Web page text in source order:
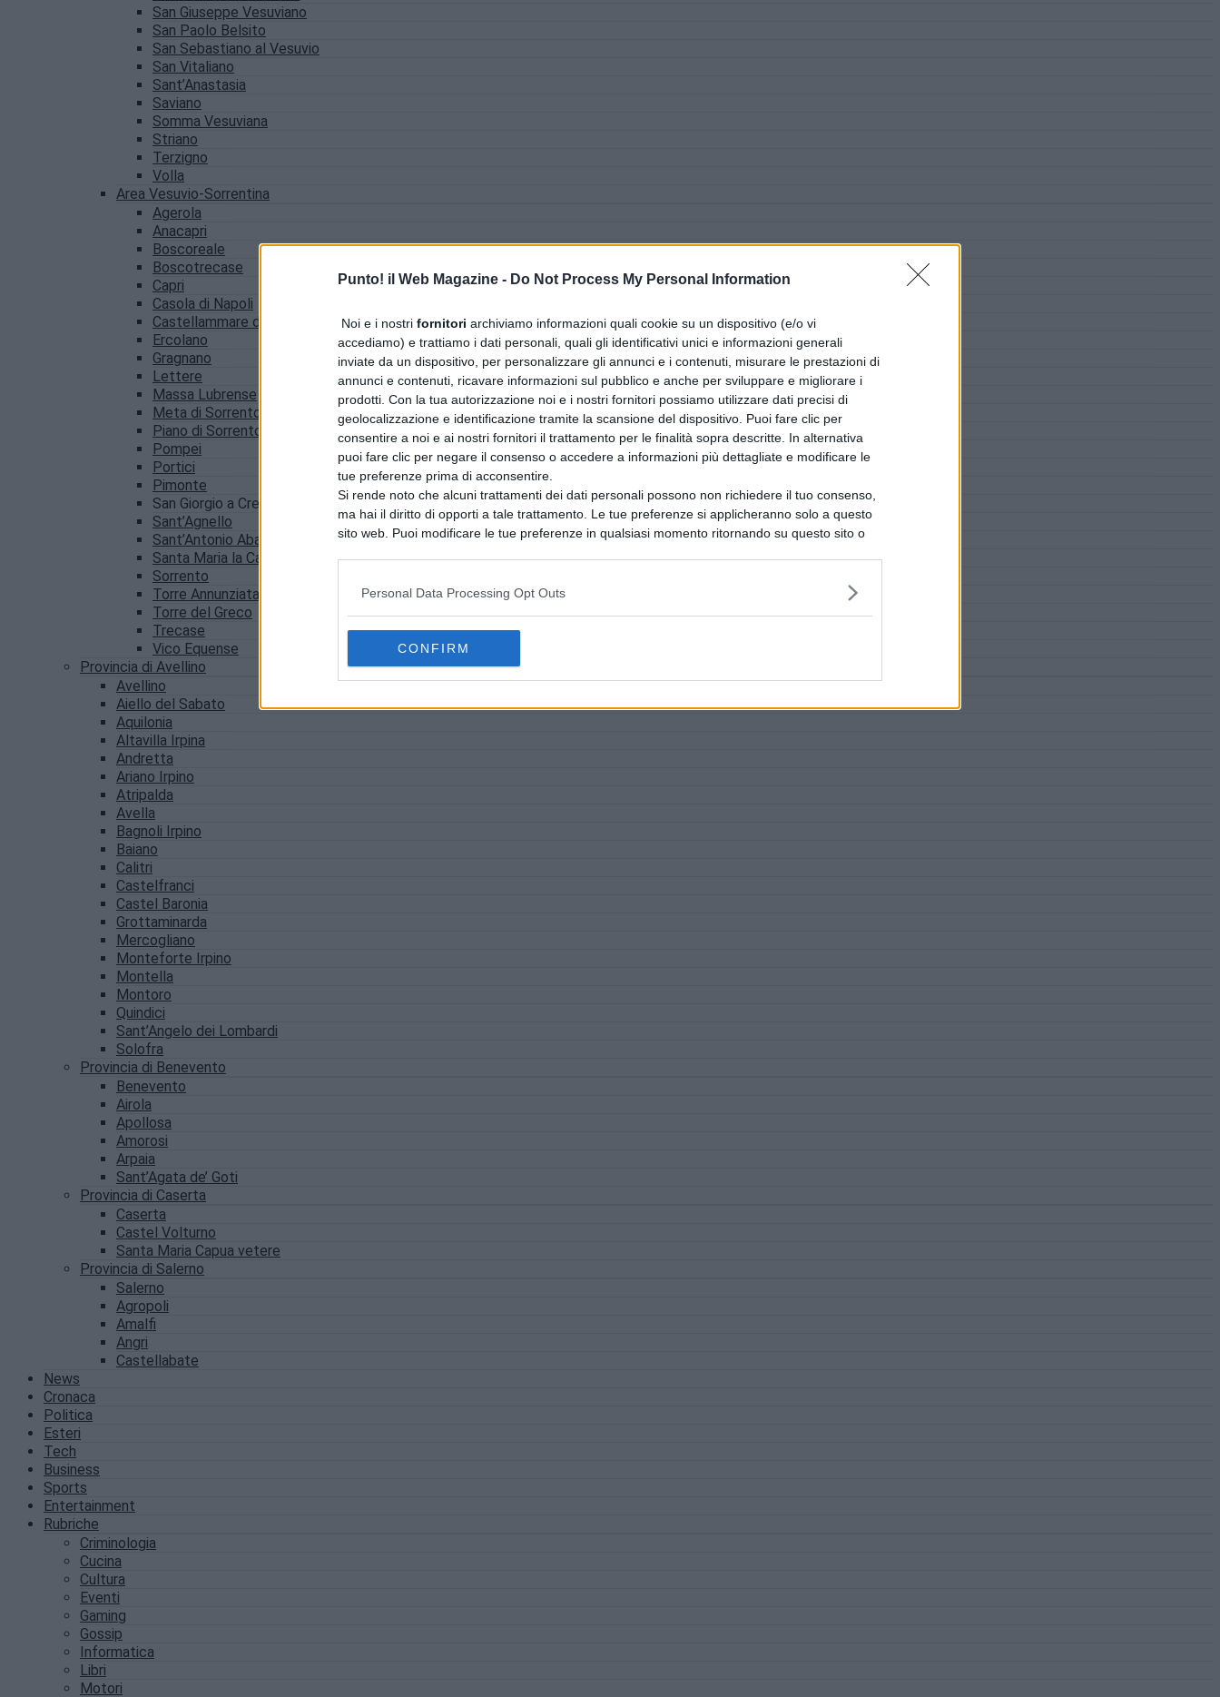
Punto! il Web Magazine - Do Not Process My Personal Information
Noi e i nostri fornitori archiviamo informazioni quali cookie su un dispositivo (e/o vi
accediamo) e trattiamo i dati personali, quali gli identificativi unici e informazioni generali
inviate da un dispositivo, per personalizzare gli annunci e i contenuti, misurare le prestazioni di
annunci e contenuti, ricavare informazioni sul pubblico e anche per sviluppare e migliorare i
prodotti. Con la tua autorizzazione noi e i nostri fornitori possiamo utilizzare dati precisi di
geolocalizzazione e identificazione tramite la scansione del dispositivo. Puoi fare clic per
consentire a noi e ai nostri fornitori il trattamento per le finalità sopra descritte. In alternativa
puoi fare clic per negare il consenso o accedere a informazioni più dettagliate e modificare le
tue preferenze prima di acconsentire.
Si rende noto che alcuni trattamenti dei dati personali possono non richiedere il tuo consenso,
ma hai il diritto di opporti a tale trattamento. Le tue preferenze si applicheranno solo a questo
sito web. Puoi modificare le tue preferenze in qualsiasi momento ritornando su questo sito o
Personal Data Processing Opt Outs
CONFIRM
San Giuseppe Vesuviano
San Paolo Belsito
San Sebastiano al Vesuvio
San Vitaliano
Sant’Anastasia
Saviano
Somma Vesuviana
Striano
Terzigno
Volla
Area Vesuvio-Sorrentina
Agerola
Anacapri
Boscoreale
Boscotrecase
Capri
Casola di Napoli
Castellammare di Stabia
Ercolano
Gragnano
Lettere
Massa Lubrense
Meta di Sorrento
Piano di Sorrento
Pompei
Portici
Pimonte
San Giorgio a Cremano
Sant’Agnello
Sant’Antonio Abate
Santa Maria la Carità
Sorrento
Torre Annunziata
Torre del Greco
Trecase
Vico Equense
Provincia di Avellino
Avellino
Aiello del Sabato
Aquilonia
Altavilla Irpina
Andretta
Ariano Irpino
Atripalda
Avella
Bagnoli Irpino
Baiano
Calitri
Castelfranci
Castel Baronia
Grottaminarda
Mercogliano
Monteforte Irpino
Montella
Montoro
Quindici
Sant’Angelo dei Lombardi
Solofra
Provincia di Benevento
Benevento
Airola
Apollosa
Amorosi
Arpaia
Sant’Agata de’ Goti
Provincia di Caserta
Caserta
Castel Volturno
Santa Maria Capua vetere
Provincia di Salerno
Salerno
Agropoli
Amalfi
Angri
Castellabate
News
Cronaca
Politica
Esteri
Tech
Business
Sports
Entertainment
Rubriche
Criminologia
Cucina
Cultura
Eventi
Gaming
Gossip
Informatica
Libri
Motori